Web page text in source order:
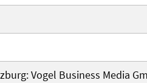
Vogel Business Media